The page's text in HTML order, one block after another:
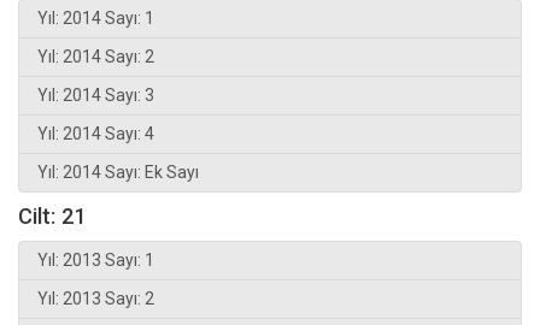
Yıl: 2014 Sayı: 1
Yıl: 2014 Sayı: 2
Yıl: 2014 Sayı: 3
Yıl: 2014 Sayı: 4
Yıl: 2014 Sayı: Ek Sayı
Cilt: 21
Yıl: 2013 Sayı: 1
Yıl: 2013 Sayı: 2